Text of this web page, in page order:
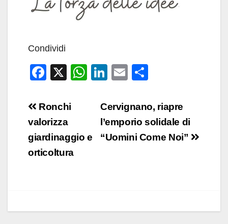
Condividi
F
c
e
b
o
X
W
at
A
Li
k
e
dI
E
ail n
di
vi
Navigazione
articoli
Cervignano, riapre
l’emporio solidale di
“Uomini Come Noi”
Ronchi
valorizza
giardinaggio e
orticoltura